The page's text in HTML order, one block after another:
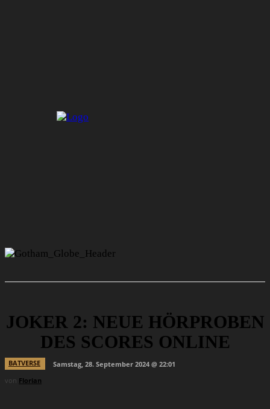
JOKER 2: NEUE HÖRPROBEN
DES SCORES ONLINE
BATVERSE
Samstag, 28. September 2024 @ 22:01
von Florian